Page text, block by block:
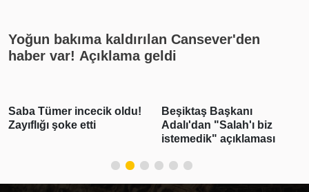
Yoğun bakıma kaldırılan Cansever'den
haber var! Açıklama geldi
Beşiktaş Başkanı
Adalı'dan "Salah'ı biz
Emlak vergisinde gelecek
yıl için esas alınacak
inşaat maliyet bedelleri